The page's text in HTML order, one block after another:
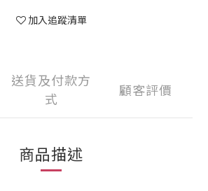
加入追蹤清單
送貨及付款方
式
顧客評價
商品描述